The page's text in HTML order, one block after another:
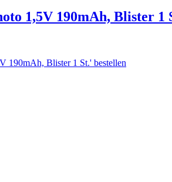
1,5V 190mAh, Blister 1